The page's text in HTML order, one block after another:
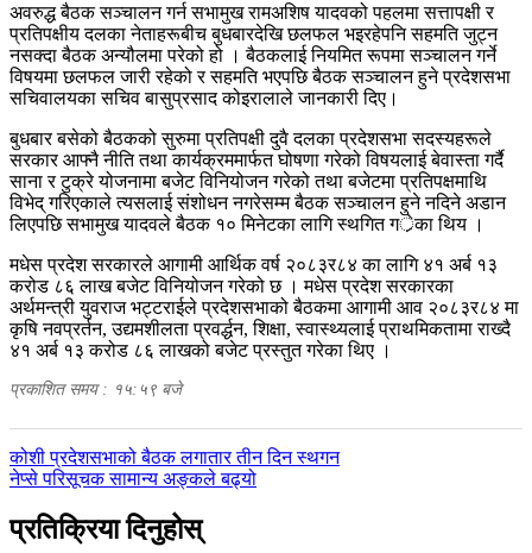
अवरुद्ध बैठक सञ्चालन गर्न सभामुख रामअशिष यादवको पहलमा सत्तापक्षी र
प्रतिपक्षीय दलका नेताहरूबीच बुधबारदेखि छलफल भइरहेपनि सहमति जुट्न
नसक्दा बैठक अन्यौलमा परेको हो । बैठकलाई नियमित रूपमा सञ्चालन गर्ने
विषयमा छलफल जारी रहेको र सहमति भएपछि बैठक सञ्चालन हुने प्रदेशसभा
सचिवालयका सचिव बासुप्रसाद कोइरालाले जानकारी दिए।
बुधबार बसेको बैठकको सुरुमा प्रतिपक्षी दुवै दलका प्रदेशसभा सदस्यहरूले
सरकार आफ्नै नीति तथा कार्यक्रममार्फत घोषणा गरेको विषयलाई बेवास्ता गर्दै
साना र टुक्रे योजनामा बजेट विनियोजन गरेको तथा बजेटमा प्रतिपक्षमाथि
विभेद् गरिएकाले त्यसलाई संशोधन नगरेसम्म बैठक सञ्चालन हुने नदिने अडान
लिएपछि सभामुख यादवले बैठक १० मिनेटका लागि स्थगित गर्ेका थिय ।
मधेस प्रदेश सरकारले आगामी आर्थिक वर्ष २०८३र८४ का लागि ४१ अर्ब १३
करोड ८६ लाख बजेट विनियोजन गरेको छ । मधेस प्रदेश सरकारका
अर्थमन्त्री युवराज भट्टराईले प्रदेशसभाको बैठकमा आगामी आव २०८३र८४ मा
कृषि नवप्रर्तन, उद्यमशीलता प्रवर्द्धन, शिक्षा, स्वास्थ्यलाई प्राथमिकतामा राख्दै
४१ अर्ब १३ करोड ८६ लाखको बजेट प्रस्तुत गरेका थिए ।
प्रकाशित समय : १५:५९ बजे
पछिल्लाे
-
कोशी प्रदेशसभाको बैठक लगातार तीन दिन स्थगन
अघिल्लाे
नेप्से परिसूचक सामान्य अङ्कले बढ्यो
प्रतिक्रिया दिनुहोस्